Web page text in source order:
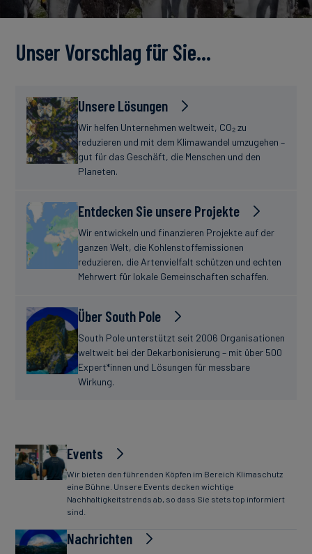
Unser Vorschlag für Sie…
Unsere Lösungen
Wir helfen Unternehmen weltweit, CO₂ zu
reduzieren und mit dem Klimawandel umzugehen –
gut für das Geschäft, die Menschen und den
Planeten.
Entdecken Sie unsere Projekte
Wir entwickeln und finanzieren Projekte auf der
ganzen Welt, die Kohlenstoffemissionen
reduzieren, die Artenvielfalt schützen und echten
Mehrwert für lokale Gemeinschaften schaffen.
Über South Pole
South Pole unterstützt seit 2006 Organisationen
weltweit bei der Dekarbonisierung – mit über 500
Expert*innen und Lösungen für messbare
Wirkung.
Events
Wir bieten den führenden Köpfen im Bereich Klimaschutz
eine Bühne. Unsere Events decken wichtige
Nachhaltigkeitstrends ab, so dass Sie stets top informiert
sind.
Nachrichten